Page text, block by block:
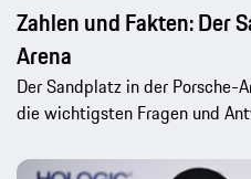
Zahlen und Fakten: Der
Arena
Der Sandplatz in der Porsche-
die wichtigsten Fragen und